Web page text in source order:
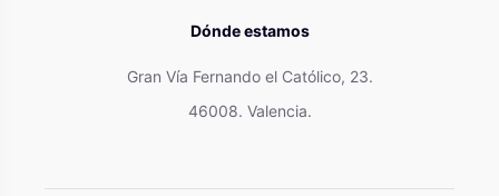
Dónde estamos
Gran Vía Fernando el Católico, 23.
46008. Valencia.